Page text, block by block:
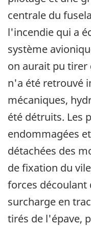
centrale du
l'incendie qui a
système
on aurait pu tirer
n'a été retrouvé
mécaniques,
été détruits. Les
endommagées
détachées des
de fixation du
forces
surcharge en
tirés de l'épave,